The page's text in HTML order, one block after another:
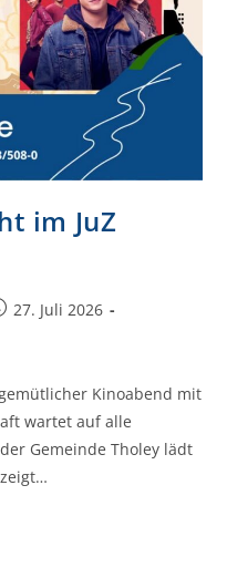
im JuZ
27. Juli 2026
Kinoabend mit
wartet auf alle
Gemeinde Tholey lädt